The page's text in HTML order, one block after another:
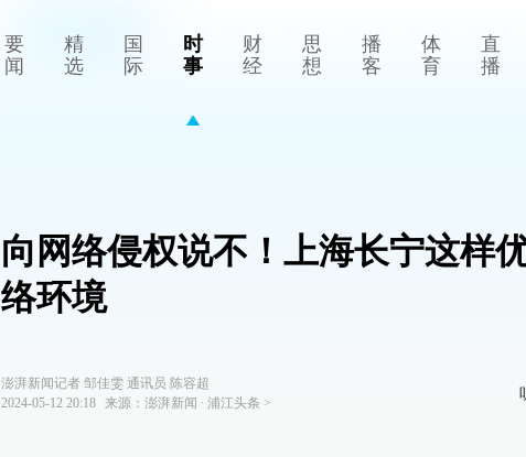
要
闻
精
选
国
际
时
事
财
经
思
想
播
客
体
育
直
播
向网络侵权说不！上海长宁这样
络环境
澎湃新闻记者 邹佳雯 通讯员 陈容超
2024-05-12 20:18
来源： 澎湃新闻 ∙ 浦江头条 >